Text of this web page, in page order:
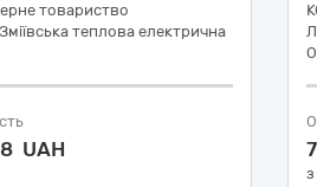
товариство
теплова електрична
UAH